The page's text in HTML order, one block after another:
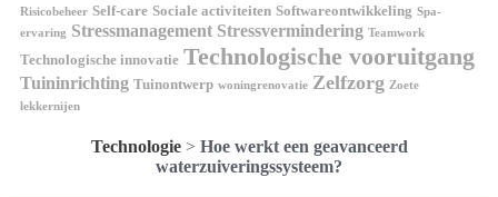
Risicobeheer Self-care Sociale activiteiten Softwareontwikkeling Spa-
ervaring Stressmanagement Stressvermindering Teamwork
Technologische innovatie Technologische vooruitgang
Tuininrichting Tuinontwerp woningrenovatie Zelfzorg Zoete
lekkernijen
Technologie> Hoe werkt een geavanceerd
waterzuiveringssysteem?